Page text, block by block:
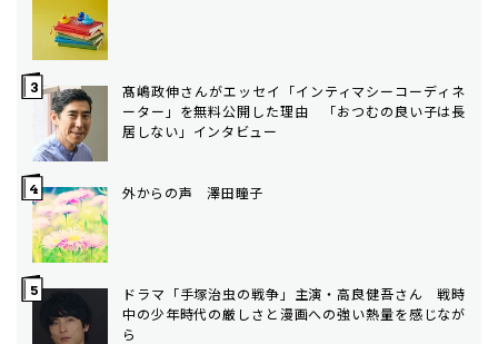
髙嶋政伸さんがエッセイ「インティマシーコーディネ
ーター」を無料公開した理由 「おつむの良い子は長
居しない」インタビュー
外からの声 澤田瞳子
ドラマ「手塚治虫の戦争」主演・高良健吾さん 戦時
中の少年時代の厳しさと漫画への強い熱量を感じなが
ら